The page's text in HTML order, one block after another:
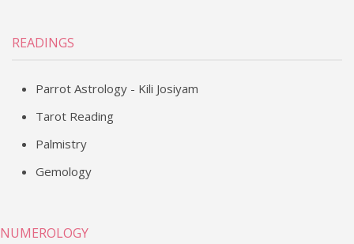
READINGS
Parrot Astrology - Kili Josiyam
Tarot Reading
Palmistry
Gemology
NUMEROLOGY